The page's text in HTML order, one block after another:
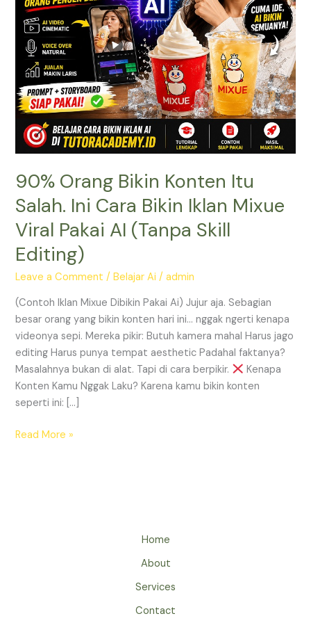
90% Orang Bikin Konten Itu
Salah. Ini Cara Bikin Iklan Mixue
Viral Pakai AI (Tanpa Skill
Editing)
Leave a Comment /Belajar Ai /admin
(Contoh Iklan Mixue Dibikin Pakai Ai) Jujur aja. Sebagian
besar orang yang bikin konten hari ini… nggak ngerti kenapa
videonya sepi. Mereka pikir: Butuh kamera mahal Harus jago
editing Harus punya tempat aesthetic Padahal faktanya?
Masalahnya bukan di alat. Tapi di cara berpikir.
Kenapa
Konten Kamu Nggak Laku? Karena kamu bikin konten
seperti ini: […]
Bikin
Iklan
Mixue
Viral
Pakai
AI
(Tanpa
Skill
Editing)
Read More »
Home
About
Services
Contact